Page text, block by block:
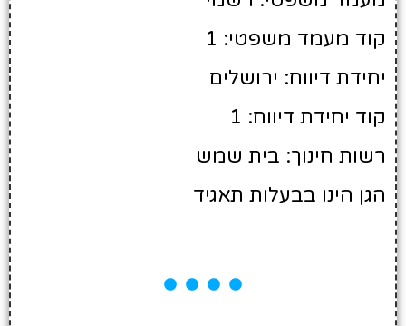
קוד מעמד משפטי: 1
יחידת דיווח: ירושלים
קוד יחידת דיווח: 1
רשות חינוך: בית שמש
הגן הינו בבעלות תאגיד